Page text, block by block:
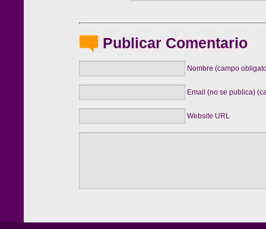
Publicar Comentario
Nombre (campo
Email (no se publica)
Website URL